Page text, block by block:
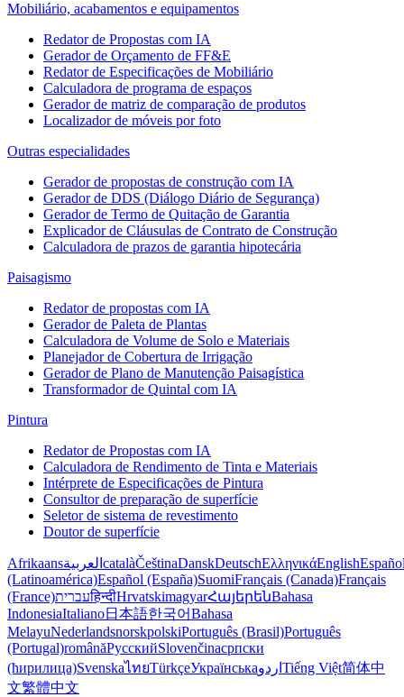
Mobiliário, acabamentos e equipamentos
Redator de Propostas com IA
Gerador de Orçamento de FF&E
Redator de Especificações de Mobiliário
Calculadora de programa de espaços
Gerador de matriz de comparação de produtos
Localizador de móveis por foto
Outras especialidades
Gerador de propostas de construção com IA
Gerador de DDS (Diálogo Diário de Segurança)
Gerador de Termo de Quitação de Garantia
Explicador de Cláusulas de Contrato de Construção
Calculadora de prazos de garantia hipotecária
Paisagismo
Redator de propostas com IA
Gerador de Paleta de Plantas
Calculadora de Volume de Solo e Materiais
Planejador de Cobertura de Irrigação
Gerador de Plano de Manutenção Paisagística
Transformador de Quintal com IA
Pintura
Redator de Propostas com IA
Calculadora de Rendimento de Tinta e Materiais
Intérprete de Especificações de Pintura
Consultor de preparação de superfície
Seletor de sistema de revestimento
Doutor de superfície
Afrikaansالعربية catalàČeštinaDanskDeutschΕλληνικάEnglish
(Latinoamérica)Español (España)SuomiFrançais (Canada)Français
(France)עבריתहिन्दीHrvatskimagyarՀայերենBahasa
IndonesiaItaliano日本語한국어Bahasa
MelayuNederlandsnorskpolskiPortuguês (Brasil)Português
(Portugal)românăРусскийSlovenčinaсрпски
(ћирилица)SvenskaไทยTürkçeУкраїнськаاردو Tiếng Việt简体中
文繁體中文